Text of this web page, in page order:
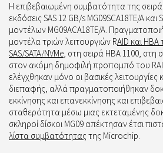
Η επιβεβαιωμένη συμβατότητα της
εκδόσεις SAS 12 GB/s MG09SCA18TE/A και
μοντέλων MG09ACA18TE/A.
μοντέλα τριών λειτουργιών RAID και HBA
SAS/SATA/NVMe, στη σειρά HBA 1100, στη
στον ακόμη δημοφιλή προπομπό του
ελέγχθηκαν μόνο οι βασικές
διεπαφής, αλλά πραγματοποιήθηκαν
εκκίνησης και επανεκκίνησης και
σταθερότητα μέσω μιας εκτεταμένης
σκληροί δίσκοι MG09 απέκτησαν έτσι
λίστα συμβατότητας της Microchip.